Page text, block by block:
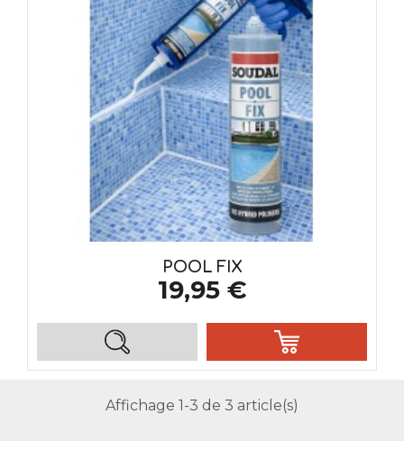
POOL FIX
19,95 €
Affichage 1-3 de 3 article(s)